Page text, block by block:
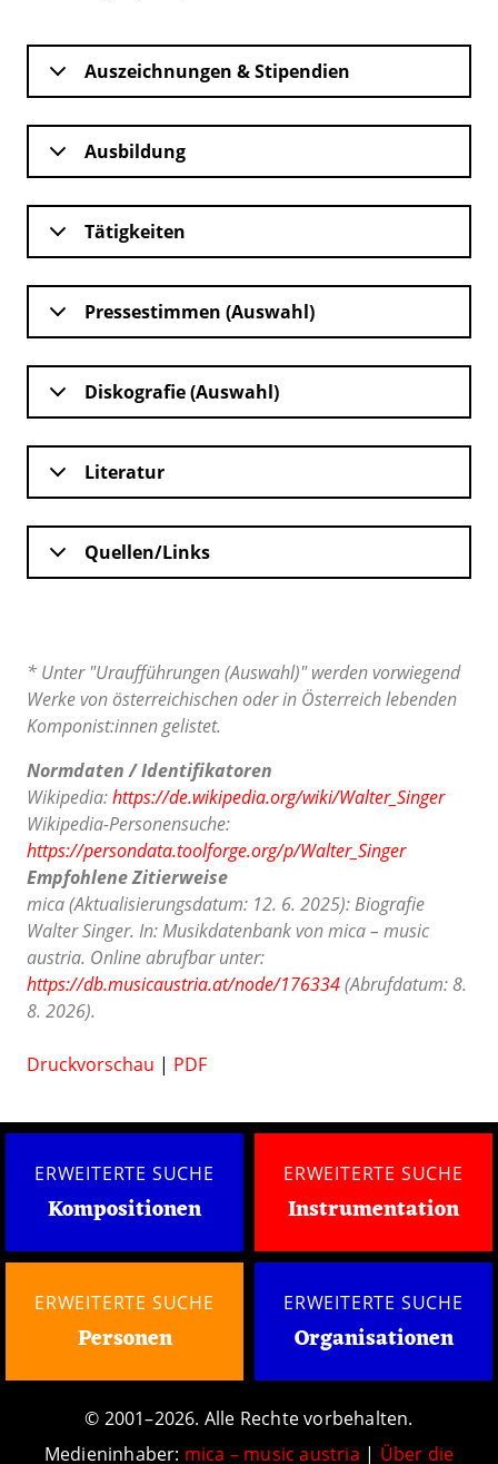
Auszeichnungen & Stipendien
Ausbildung
Tätigkeiten
Pressestimmen (Auswahl)
Diskografie (Auswahl)
Literatur
Quellen/Links
* Unter "Uraufführungen (Auswahl)" werden vorwiegend
Werke von österreichischen oder in Österreich lebenden
Komponist:innen gelistet.
Normdaten / Identifikatoren
Wikipedia:https://de.wikipedia.org/wiki/Walter_Singer
Wikipedia-Personensuche:
https://persondata.toolforge.org/p/Walter_Singer
Empfohlene Zitierweise
mica (Aktualisierungsdatum: 12. 6. 2025): Biografie
Walter Singer. In: Musikdatenbank von mica – music
austria. Online abrufbar unter:
https://db.musicaustria.at/node/176334(Abrufdatum: 8.
8. 2026).
Druckvorschau | PDF
ERWEITERTE SUCHE
Kompositionen
ERWEITERTE SUCHE
Instrumentation
ERWEITERTE SUCHE
Personen
ERWEITERTE SUCHE
Organisationen
© 2001–2026. Alle Rechte vorbehalten.
Medieninhaber: mica – music austria | Über die